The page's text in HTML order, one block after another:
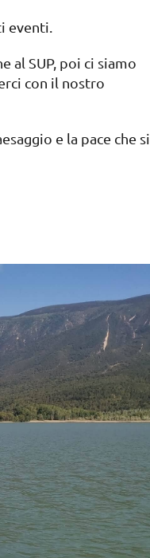
eventi.
al SUP, poi ci siamo
con il nostro
e la pace che si